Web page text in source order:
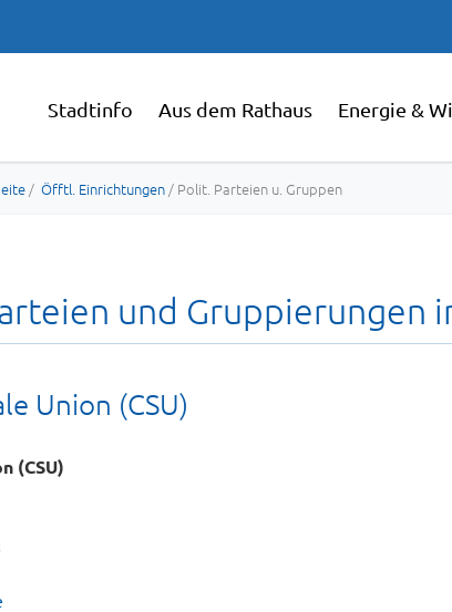
Stadtinfo Aus dem Rathaus Energie &
/ Öfftl. Einrichtungen/ Polit. Parteien u. Gruppen
und Gruppierungen
Union (CSU)
(CSU)